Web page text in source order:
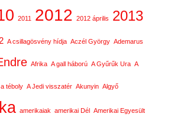
2011 2012 2012 április 2013
A csillagösvény hídja Aczél György Ademarus
Afrika A gall háború A Gyűrűk Ura A
téboly A Jedi visszatér Akunyin Algyő
amerikaiak amerikai Dél Amerikai Egyesült